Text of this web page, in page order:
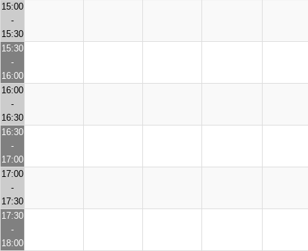
15:00
-
15:30
15:30
-
16:00
16:00
-
16:30
16:30
-
17:00
17:00
-
17:30
17:30
-
18:00